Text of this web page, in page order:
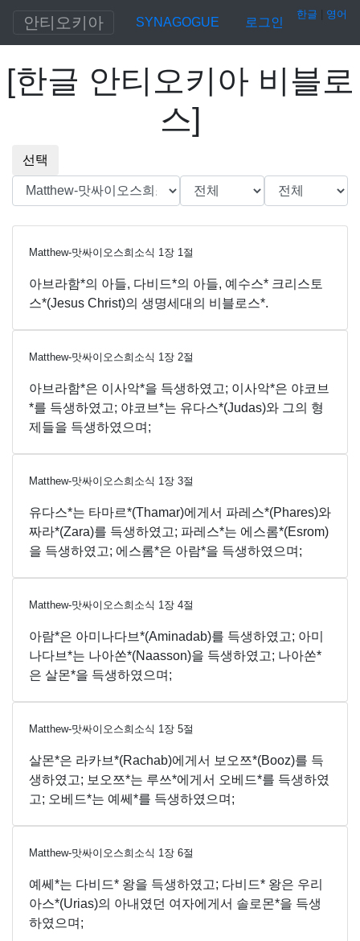
안티오키아 SYNAGOGUE 로그인
한글 영어
[한글 안티오키아 비블로
스]
선택
Matthew-맛싸이오스희소식 1장 1절
아브라함*의 아들, 다비드*의 아들, 예수스* 크리스토
스*(Jesus Christ)의 생명세대의 비블로스*.
Matthew-맛싸이오스희소식 1장 2절
아브라함*은 이사악*을 득생하였고; 이사악*은 야코브
*를 득생하였고; 야코브*는 유다스*(Judas)와 그의 형
제들을 득생하였으며;
Matthew-맛싸이오스희소식 1장 3절
유다스*는 타마르*(Thamar)에게서 파레스*(Phares)와
짜라*(Zara)를 득생하였고; 파레스*는 에스롬*(Esrom)
을 득생하였고; 에스롬*은 아람*을 득생하였으며;
Matthew-맛싸이오스희소식 1장 4절
아람*은 아미나다브*(Aminadab)를 득생하였고; 아미
나다브*는 나아쏜*(Naasson)을 득생하였고; 나아쏜*
은 살몬*을 득생하였으며;
Matthew-맛싸이오스희소식 1장 5절
살몬*은 라카브*(Rachab)에게서 보오쯔*(Booz)를 득
생하였고; 보오쯔*는 루쓰*에게서 오베드*를 득생하였
고; 오베드*는 예쎄*를 득생하였으며;
Matthew-맛싸이오스희소식 1장 6절
예쎄*는 다비드* 왕을 득생하였고; 다비드* 왕은 우리
아스*(Urias)의 아내였던 여자에게서 솔로몬*을 득생
하였으며;